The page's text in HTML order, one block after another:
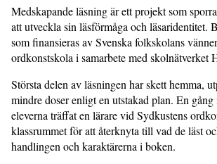
Medskapande läsning är ett projekt som
att utveckla sin läsförmåga och läsaridentitet.
som finansieras av Svenska folkskolans
ordkonstskola i samarbete med skolnätverket
Största delen av läsningen har skett hemma,
mindre doser enligt en utstakad plan. En
eleverna träffat en lärare vid Sydkustens
klassrummet för att återknyta till vad de läst
handlingen och karaktärerna i boken.